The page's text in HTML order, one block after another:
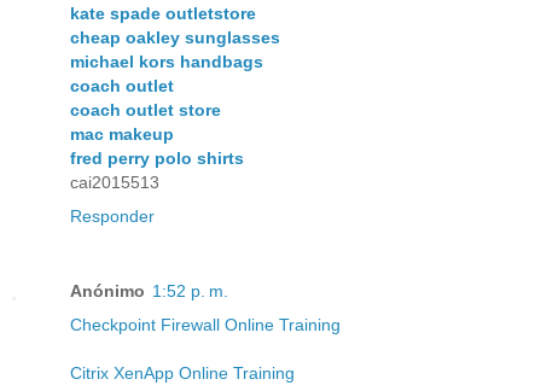
kate spade outletstore
cheap oakley sunglasses
michael kors handbags
coach outlet
coach outlet store
mac makeup
fred perry polo shirts
cai2015513
Responder
Anónimo 1:52 p. m.
Checkpoint Firewall Online Training
Citrix XenApp Online Training